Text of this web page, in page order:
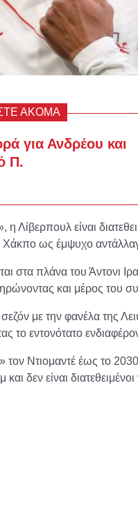
ΑΚΟΜΑ
για Ανδρέου και
Π.
Λίβερπουλ είναι
Χάκπο ως έμψυχο
στα πλάνα του Άντονι
και μέρος του
με την φανέλα της
το εντονότατο
τον Ντιομαντέ έως το
δεν είναι διατεθειμένοι